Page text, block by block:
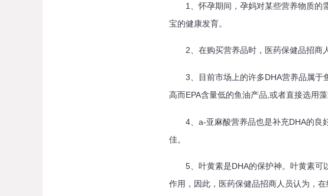
1、怀孕期间，孕妈对某些营养物质的需
宝的健康发育。
2、在购买营养品时，医药保健品招商人
3、目前市场上的许多DHA营养品属于
高而EPA含量低的鱼油产品,或者直接选用藻
4、a-亚麻酸营养品也是补充DHA的良好
佳。
5、叶黄素是DHA的保护神。叶黄素可
作用，因此，医药保健品招商人员认为，